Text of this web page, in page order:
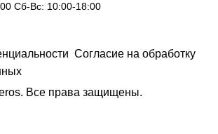
Сб-Вс: 10:00-18:00
Согласие на обработку
Все права защищены.